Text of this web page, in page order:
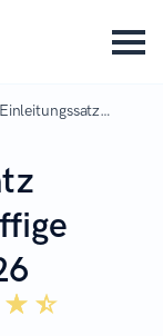
Einleitungssatz